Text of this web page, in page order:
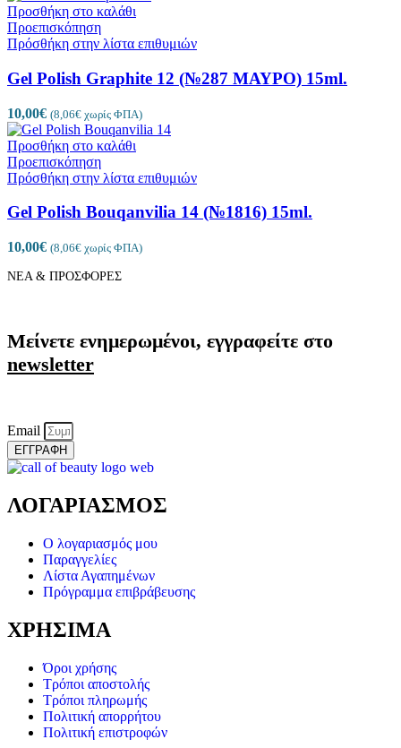
Προσθήκη στο καλάθι
Προεπισκόπηση
Πρόσθήκη στην λίστα επιθυμιών
Gel Polish Graphite 12 (№287 ΜΑΥΡΟ) 15ml.
10,00€ (8,06€ χωρίς ΦΠΑ)
Προσθήκη στο καλάθι
Προεπισκόπηση
Πρόσθήκη στην λίστα επιθυμιών
Gel Polish Bouqanvilia 14 (№1816) 15ml.
10,00€ (8,06€ χωρίς ΦΠΑ)
ΝΕΑ & ΠΡΟΣΦΟΡΕΣ
Μείνετε ενημερωμένοι, εγγραφείτε στο
newsletter
Email
ΕΓΓΡΑΦΗ
ΛΟΓΑΡΙΑΣΜΟΣ
Ο λογαριασμός μου
Παραγγελίες
Λίστα Αγαπημένων
Πρόγραμμα επιβράβευσης
ΧΡΗΣΙΜΑ
Όροι χρήσης
Τρόποι αποστολής
Τρόποι πληρωμής
Πολιτική απορρήτου
Πολιτική επιστροφών